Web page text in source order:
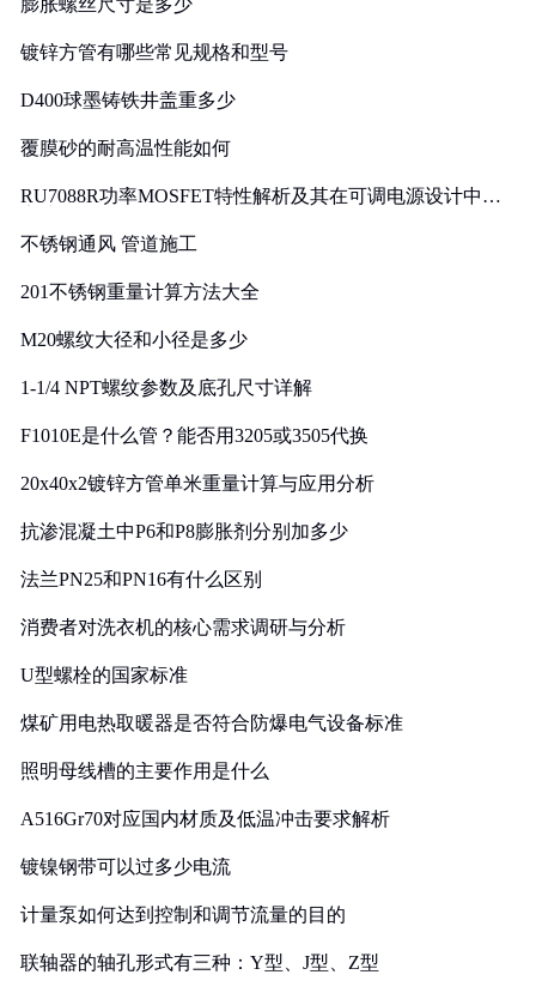
膨胀螺丝尺寸是多少
镀锌方管有哪些常见规格和型号
D400球墨铸铁井盖重多少
覆膜砂的耐高温性能如何
RU7088R功率MOSFET特性解析及其在可调电源设计中的
不锈钢通风 管道施工
201不锈钢重量计算方法大全
M20螺纹大径和小径是多少
1-1/4 NPT螺纹参数及底孔尺寸详解
F1010E是什么管？能否用3205或3505代换
20x40x2镀锌方管单米重量计算与应用分析
抗渗混凝土中P6和P8膨胀剂分别加多少
法兰PN25和PN16有什么区别
消费者对洗衣机的核心需求调研与分析
U型螺栓的国家标准
煤矿用电热取暖器是否符合防爆电气设备标准
照明母线槽的主要作用是什么
A516Gr70对应国内材质及低温冲击要求解析
镀镍钢带可以过多少电流
计量泵如何达到控制和调节流量的目的
联轴器的轴孔形式有三种：Y型、J型、Z型